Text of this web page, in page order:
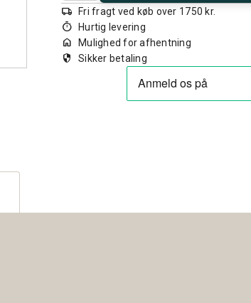
local_shipping Fri fragt ved køb over 1750 kr.
timer Hurtig levering
home Mulighed for afhentning
security Sikker betaling